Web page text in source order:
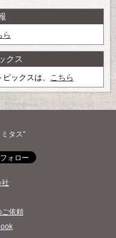
ら
クス
ックスは、 こちら
タス”
社
ご依頼